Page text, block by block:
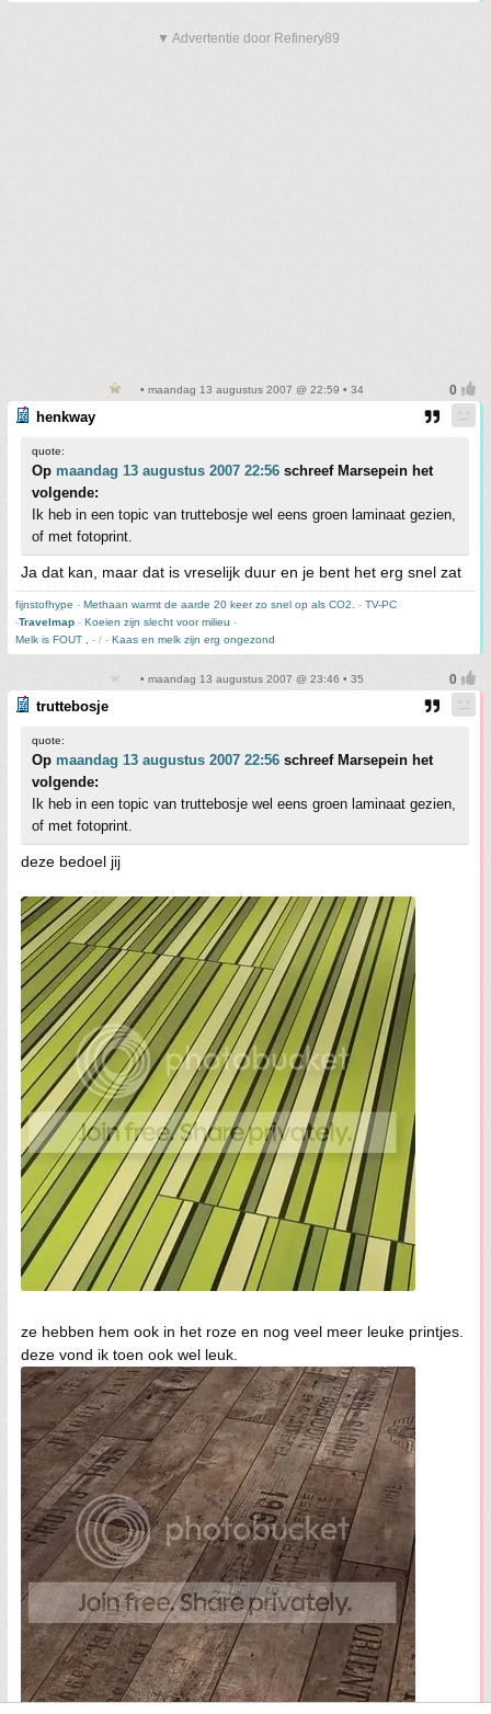
▼ Advertentie door Refinery89
• maandag 13 augustus 2007 @ 22:59 • 34
henkway
quote:
Op maandag 13 augustus 2007 22:56 schreef Marsepein het
volgende:
Ik heb in een topic van truttebosje wel eens groen laminaat gezien,
of met fotoprint.
Ja dat kan, maar dat is vreselijk duur en je bent het erg snel zat
fijnstofhype - Methaan warmt de aarde 20 keer zo snel op als CO2. - TV-PC
-Travelmap - Koeien zijn slecht voor milieu -
Melk is FOUT , - / - Kaas en melk zijn erg ongezond
• maandag 13 augustus 2007 @ 23:46 • 35
truttebosje
quote:
Op maandag 13 augustus 2007 22:56 schreef Marsepein het
volgende:
Ik heb in een topic van truttebosje wel eens groen laminaat gezien,
of met fotoprint.
deze bedoel jij
ze hebben hem ook in het roze en nog veel meer leuke printjes.
deze vond ik toen ook wel leuk.